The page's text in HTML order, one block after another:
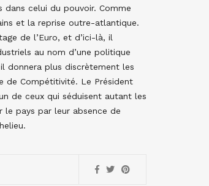
dans celui du pouvoir. Comme
et la reprise outre-atlantique.
de l’Euro, et d’ici-là, il
au nom d’une politique
donnera plus discrètement les
de Compétitivité. Le Président
de ceux qui séduisent autant les
le pays par leur absence de